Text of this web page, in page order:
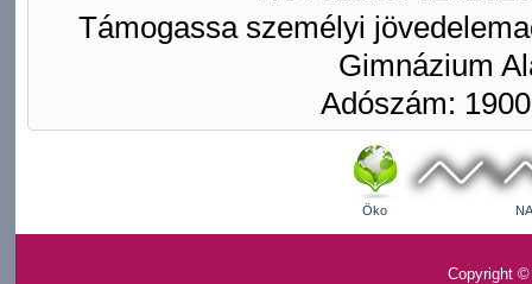
Támogassa személyi
Gimnázium
Adószám:
Öko
Copyright